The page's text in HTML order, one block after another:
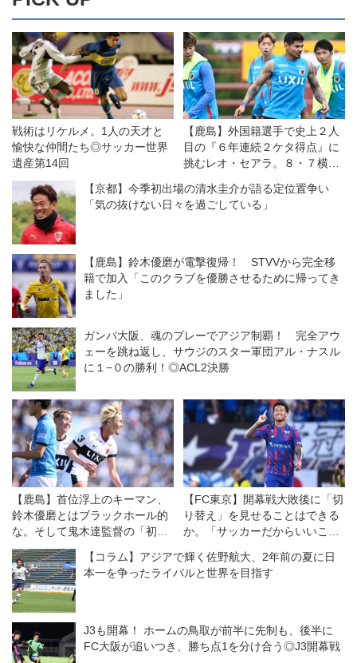
戦術はリケルメ。1人の天才と
愉快な仲間たち◎サッカー世界
遺産第14回
【鹿島】外国籍選手で史上２人
目の『６年連続２ケタ得点』に
挑むレオ・セアラ。８・７横浜
自分たちの力を示す機会」と意
気込む
【京都】今季初出場の清水圭介が語る定位置争い
「気の抜けない日々を過ごしている」
【鹿島】鈴木優磨が電撃復帰！ STVVから完全移
籍で加入「このクラブを優勝させるために帰ってき
ました」
ガンバ大阪、魂のプレーでアジア制覇！ 完全アウ
ェーを跳ね返し、サウジのスター軍団アル・ナスル
に１−０の勝利！◎ACL2決勝
【鹿島】首位浮上のキーマン、
鈴木優磨とはブラックホール的
な。そして鬼木達監督の「初め
て」の話
【FC東京】開幕戦大敗後に「切
り替え」を見せることはできる
か。「サッカーだからいいこと
【コラム】アジアで輝く佐野航大、2年前の夏に日
本一を争ったライバルと世界を目指す
J3も開幕！ ホームの鳥取が前半に先制も、後半に
FC大阪が追いつき、勝ち点1を分け合う◎J3開幕戦